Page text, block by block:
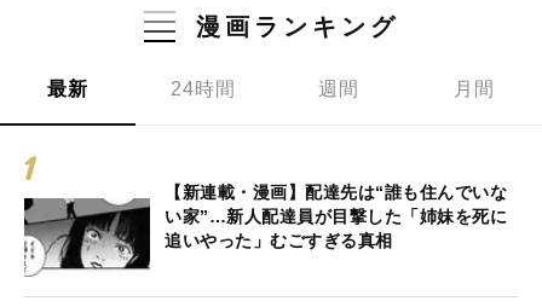
漫画ランキング
最新 24時間 週間 月間
【新連載・漫画】配達先は“誰も住んでいな
い家”…新人配達員が目撃した「姉妹を死に
追いやった」むごすぎる真相